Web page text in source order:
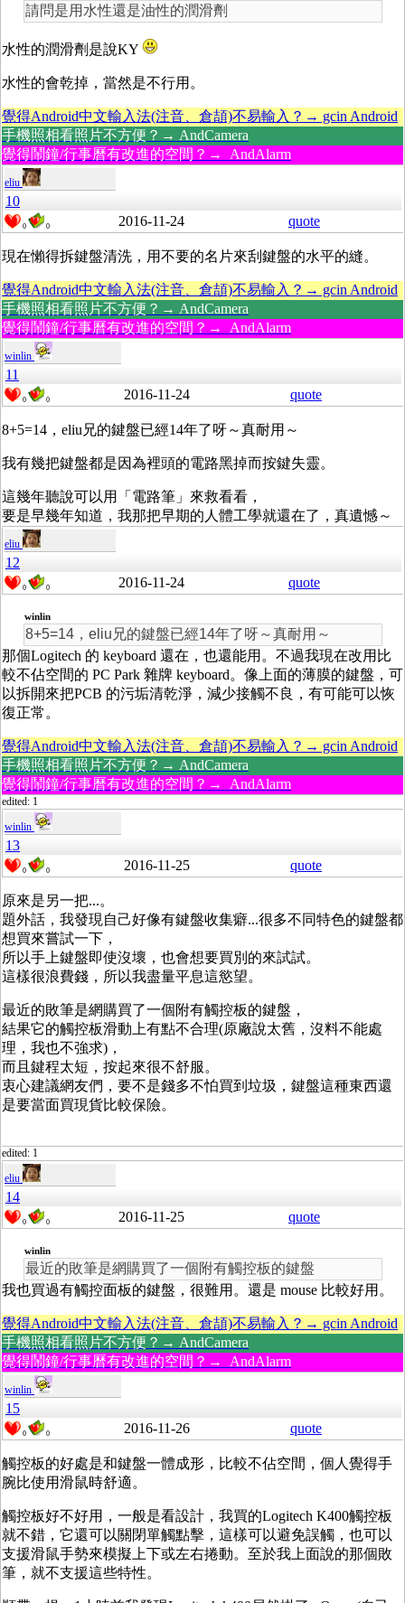
請問是用水性還是油性的潤滑劑
水性的潤滑劑是說KY
水性的會乾掉，當然是不行用。
覺得Android中文輸入法(注音、倉頡)不易輸入？→ gcin Android
手機照相看照片不方便？→ AndCamera
覺得鬧鐘/行事曆有改進的空間？→ AndAlarm
eliu
10
0 0 2016-11-24 quote
現在懶得拆鍵盤清洗，用不要的名片來刮鍵盤的水平的縫。
覺得Android中文輸入法(注音、倉頡)不易輸入？→ gcin Android
手機照相看照片不方便？→ AndCamera
覺得鬧鐘/行事曆有改進的空間？→ AndAlarm
winlin
11
0 0 2016-11-24 quote
8+5=14，eliu兄的鍵盤已經14年了呀～真耐用～
我有幾把鍵盤都是因為裡頭的電路黑掉而按鍵失靈。
這幾年聽說可以用「電路筆」來救看看，
要是早幾年知道，我那把早期的人體工學就還在了，真遺憾～
eliu
12
0 0 2016-11-24 quote
winlin
8+5=14，eliu兄的鍵盤已經14年了呀～真耐用～
那個Logitech 的 keyboard 還在，也還能用。不過我現在改用比
較不佔空間的 PC Park 雜牌 keyboard。像上面的薄膜的鍵盤，可
以拆開來把PCB 的污垢清乾淨，減少接觸不良，有可能可以恢
復正常。
覺得Android中文輸入法(注音、倉頡)不易輸入？→ gcin Android
手機照相看照片不方便？→ AndCamera
覺得鬧鐘/行事曆有改進的空間？→ AndAlarm
edited: 1
winlin
13
0 0 2016-11-25 quote
原來是另一把...。
題外話，我發現自己好像有鍵盤收集癖...很多不同特色的鍵盤都
想買來嘗試一下，
所以手上鍵盤即使沒壞，也會想要買別的來試試。
這樣很浪費錢，所以我盡量平息這慾望。
最近的敗筆是網購買了一個附有觸控板的鍵盤，
結果它的觸控板滑動上有點不合理(原廠說太舊，沒料不能處
理，我也不強求)，
而且鍵程太短，按起來很不舒服。
衷心建議網友們，要不是錢多不怕買到垃圾，鍵盤這種東西還
是要當面買現貨比較保險。
edited: 1
eliu
14
0 0 2016-11-25 quote
winlin
最近的敗筆是網購買了一個附有觸控板的鍵盤
我也買過有觸控面板的鍵盤，很難用。還是 mouse 比較好用。
覺得Android中文輸入法(注音、倉頡)不易輸入？→ gcin Android
手機照相看照片不方便？→ AndCamera
覺得鬧鐘/行事曆有改進的空間？→ AndAlarm
winlin
15
0 0 2016-11-26 quote
觸控板的好處是和鍵盤一體成形，比較不佔空間，個人覺得手
腕比使用滑鼠時舒適。
觸控板好不好用，一般是看設計，我買的Logitech K400觸控板
就不錯，它還可以關閉單觸點擊，這樣可以避免誤觸，也可以
支援滑鼠手勢來模擬上下或左右捲動。至於我上面說的那個敗
筆，就不支援這些特性。